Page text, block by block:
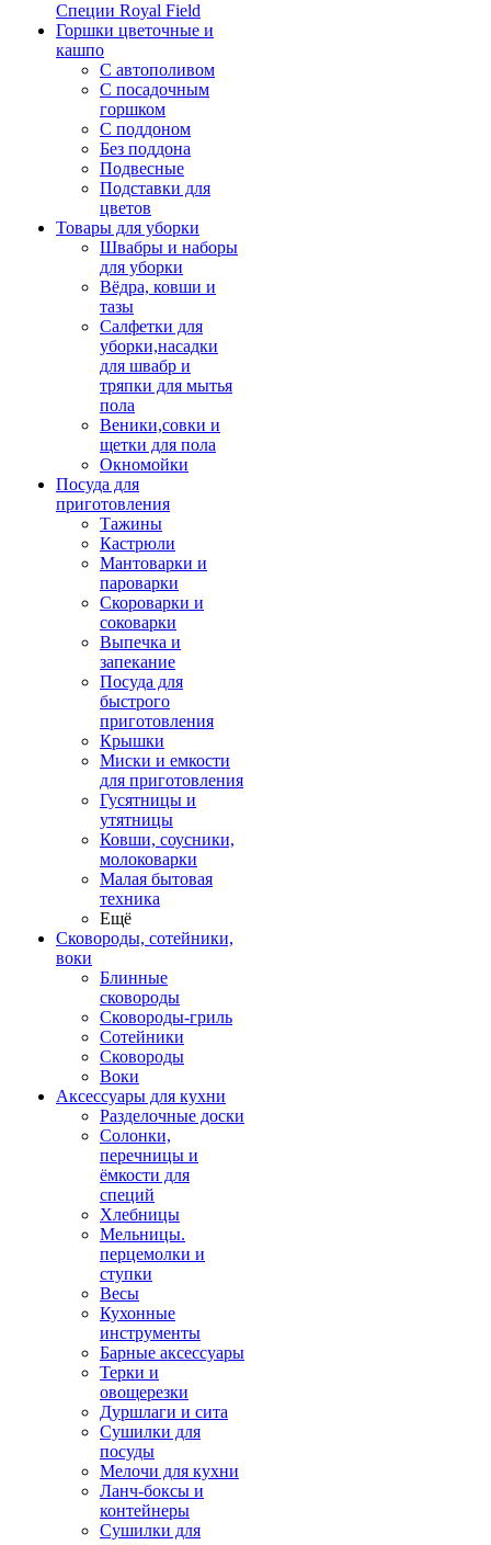
Специи Royal Field
Горшки цветочные и
кашпо
С автополивом
С посадочным
горшком
С поддоном
Без поддона
Подвесные
Подставки для
цветов
Товары для уборки
Швабры и наборы
для уборки
Вёдра, ковши и
тазы
Салфетки для
уборки,насадки
для швабр и
тряпки для мытья
пола
Веники,совки и
щетки для пола
Окномойки
Посуда для
приготовления
Тажины
Кастрюли
Мантоварки и
пароварки
Скороварки и
соковарки
Выпечка и
запекание
Посуда для
быстрого
приготовления
Крышки
Миски и емкости
для приготовления
Гусятницы и
утятницы
Ковши, соусники,
молоковарки
Малая бытовая
техника
Ещё
Сковороды, сотейники,
воки
Блинные
сковороды
Сковороды-гриль
Сотейники
Сковороды
Воки
Аксессуары для кухни
Разделочные доски
Солонки,
перечницы и
ёмкости для
специй
Хлебницы
Мельницы.
перцемолки и
ступки
Весы
Кухонные
инструменты
Барные аксессуары
Терки и
овощерезки
Дуршлаги и сита
Сушилки для
посуды
Мелочи для кухни
Ланч-боксы и
контейнеры
Сушилки для